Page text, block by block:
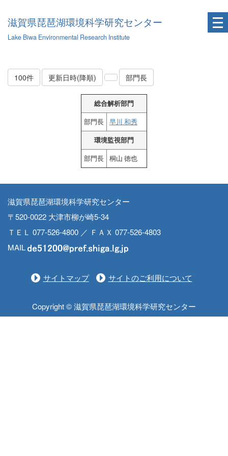
滋賀県琵琶湖環境科学研究センター
Lake Biwa Environmental Research Institute
100件 更新日時(降順) 部門長
総合解析部門
部門長
早川 和秀
環境監視部門
部門長
桐山 徳也
滋賀県琵琶湖環境科学研究センター
〒520-0022 大津市柳が崎5-34
ＴＥＬ 077-526-4800 ／ ＦＡＸ 077-526-4803
MAIL
サイトマップ サイトのご利用について
Copyright © 滋賀県琵琶湖環境科学研究センター